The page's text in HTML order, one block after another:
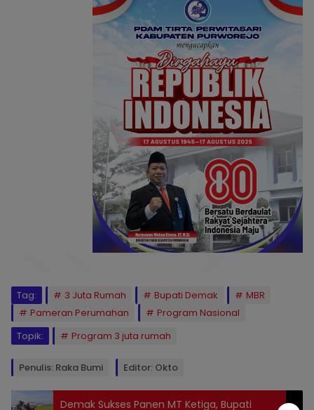
Tag: 3 Juta Rumah Bupati Demak
MBR
Pameran Perumahan
Program Nasional
Topik:
Program 3 juta rumah
Penulis: Raka Bumi Editor: Okto
Demak Sukses Panen MT Ketiga, Bupati